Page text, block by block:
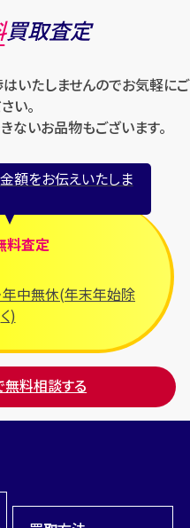
ハリー・ウィンストン
フェラガモ
フェンディ
ブライトリング
プラダ
フランク ミュラー
ブレゲ
ロエベ
ロンジン
買取査定
いたしませんのでお気軽にご
い。
ないお品物もございます。
額をお伝えいたしま
料査定
年中無休(年末年始除
く)
無料相談する